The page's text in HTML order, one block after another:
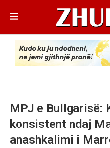
MPJ e Bullgarisë:
konsistent ndaj
anashkalimi i